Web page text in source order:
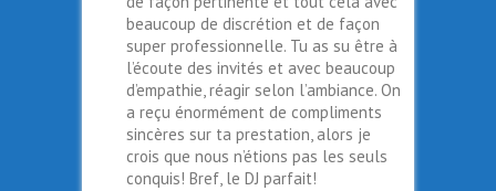
beaucoup de discrétion et de façon
super professionnelle. Tu as su être à
l’écoute des invités et avec beaucoup
d’empathie, réagir selon l’ambiance. On
a reçu énormément de compliments
sincères sur ta prestation, alors je
crois que nous n’étions pas les seuls
conquis! Bref, le DJ parfait!